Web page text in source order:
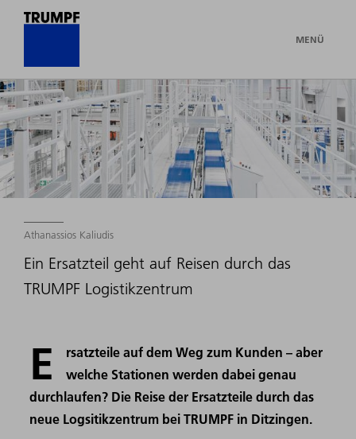
MENÜ
Athanassios Kaliudis
Ein Ersatzteil geht auf Reisen durch das
TRUMPF Logistikzentrum
E
rsatzteile auf dem Weg zum Kunden – aber
welche Stationen werden dabei genau
durchlaufen? Die Reise der Ersatzteile durch das
neue Logsitikzentrum bei TRUMPF in Ditzingen.